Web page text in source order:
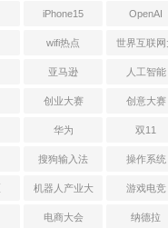
iPhone15 OpenAI
wifi热点 世界互联网
会
亚马逊 人工智能
创业大赛 创意大赛
华为 双11
搜狗输入法 操作系统
机器人产业大
会
游戏电竞
电商大会 纳德拉